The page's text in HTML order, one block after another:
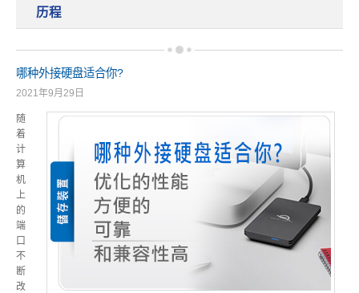
显示适配器 / PCIe 扩展盒
USB3.1 专区
携带型 - 储存区
历程
哪种外接硬盘适合你?
2021年9月29日
随
着
计
算
机
上
的
端
口
不
断
改